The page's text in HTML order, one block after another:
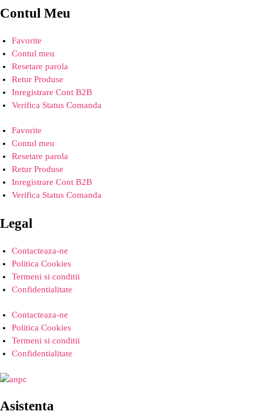
Contul Meu
Favorite
Contul meu
Resetare parola
Retur Produse
Inregistrare Cont B2B
Verifica Status Comanda
Favorite
Contul meu
Resetare parola
Retur Produse
Inregistrare Cont B2B
Verifica Status Comanda
Legal
Contacteaza-ne
Politica Cookies
Termeni si conditii
Confidentialitate
Contacteaza-ne
Politica Cookies
Termeni si conditii
Confidentialitate
Asistenta